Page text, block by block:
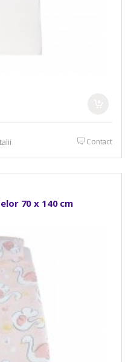
Contact
70 x 140 cm